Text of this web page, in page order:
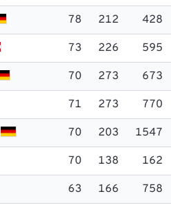
78 212 428
73 226 595
70 273 673
71 273 770
70 203 1547
70 138 162
63 166 758